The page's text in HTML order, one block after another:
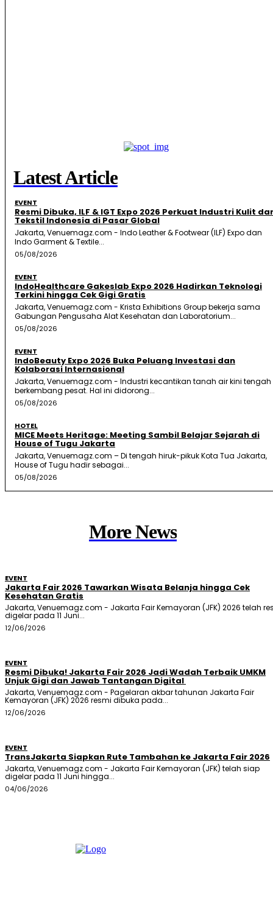
Latest Article
EVENT
Resmi Dibuka, ILF & IGT Expo 2026 Perkuat Industri Kulit
Tekstil Indonesia di Pasar Global
Jakarta, Venuemagz.com - Indo Leather & Footwear (ILF) Expo dan
Indo Garment & Textile...
05/08/2026
EVENT
IndoHealthcare Gakeslab Expo 2026 Hadirkan Teknologi
Terkini hingga Cek Gigi Gratis
Jakarta, Venuemagz.com - Krista Exhibitions Group bekerja sama
Gabungan Pengusaha Alat Kesehatan dan Laboratorium...
05/08/2026
EVENT
IndoBeauty Expo 2026 Buka Peluang Investasi dan
Kolaborasi Internasional
Jakarta, Venuemagz.com - Industri kecantikan tanah air kini tengah
berkembang pesat. Hal ini didorong...
05/08/2026
HOTEL
MICE Meets Heritage: Meeting Sambil Belajar Sejarah di
House of Tugu Jakarta
Jakarta, Venuemagz.com – Di tengah hiruk-pikuk Kota Tua Jakarta,
House of Tugu hadir sebagai...
05/08/2026
More News
EVENT
Jakarta Fair 2026 Tawarkan Wisata Belanja hingga Cek
Kesehatan Gratis
Jakarta, Venuemagz.com - Jakarta Fair Kemayoran (JFK) 2026 telah
digelar pada 11 Juni...
12/06/2026
EVENT
Resmi Dibuka! Jakarta Fair 2026 Jadi Wadah Terbaik UMKM
Unjuk Gigi dan Jawab Tantangan Digital
Jakarta, Venuemagz.com - Pagelaran akbar tahunan Jakarta Fair
Kemayoran (JFK) 2026 resmi dibuka pada...
12/06/2026
EVENT
TransJakarta Siapkan Rute Tambahan ke Jakarta Fair 2026
Jakarta, Venuemagz.com - Jakarta Fair Kemayoran (JFK) telah siap
digelar pada 11 Juni hingga...
04/06/2026